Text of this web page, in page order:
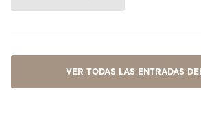
VER TODAS LAS ENTRADAS